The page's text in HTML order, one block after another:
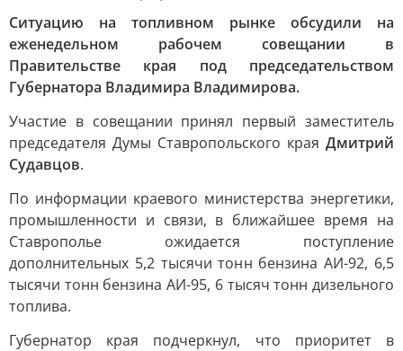
Ситуацию на топливном рынке обсудили на
еженедельном рабочем совещании в
Правительстве края под председательством
Губернатора Владимира Владимирова.
Участие в совещании принял первый заместитель
председателя Думы Ставропольского края Дмитрий
Судавцов.
По информации краевого министерства энергетики,
промышленности и связи, в ближайшее время на
Ставрополье ожидается поступление
дополнительных 5,2 тысячи тонн бензина АИ-92, 6,5
тысячи тонн бензина АИ-95, 6 тысяч тонн дизельного
топлива.
Губернатор края подчеркнул, что приоритет в